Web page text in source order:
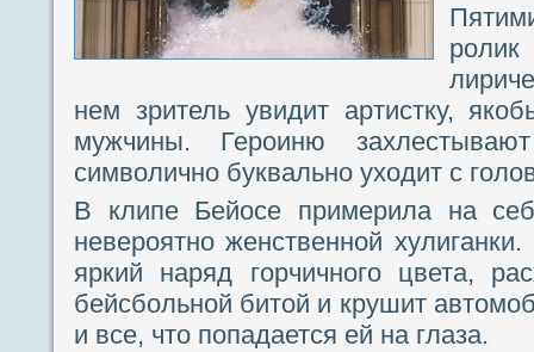
нем зритель увидит артистку,
мужчины. Героиню
символично буквально уходит с
В клипе Бейосе примерила на
невероятно женственной
яркий наряд горчичного цвета,
бейсбольной битой и крушит
и все, что попадается ей на глаза.